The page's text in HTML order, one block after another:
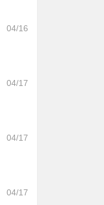
04/16
04/17
04/17
04/17